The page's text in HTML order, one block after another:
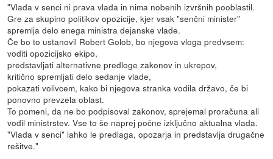
"Vlada v senci ni prava vlada in nima nobenih izvršnih pooblastil.
Gre za skupino politikov opozicije, kjer vsak "senčni minister"
spremlja delo enega ministra dejanske vlade.
Če bo to ustanovil Robert Golob, bo njegova vloga predvsem:
voditi opozicijsko ekipo,
predstavljati alternativne predloge zakonov in ukrepov,
kritično spremljati delo sedanje vlade,
pokazati volivcem, kako bi njegova stranka vodila državo, če bi
ponovno prevzela oblast.
To pomeni, da ne bo podpisoval zakonov, sprejemal proračuna ali
vodil ministrstev. Vse to še naprej počne izključno aktualna vlada.
"Vlada v senci" lahko le predlaga, opozarja in predstavlja drugačne
rešitve."